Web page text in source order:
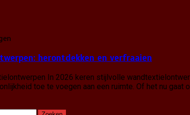
herontdekken en verfraaien
In 2026 keren stijlvolle
toe te voegen aan een ruimte. Of het nu